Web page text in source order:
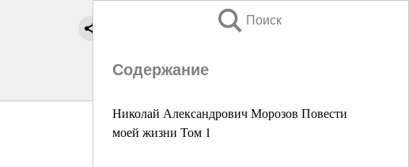
Поиск
Содержание
Николай Александрович Морозов Повести
моей жизни Том 1